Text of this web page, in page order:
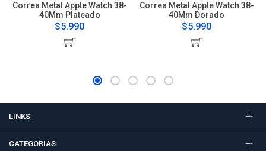
Correa Metal Apple Watch 38-
40Mm Plateado
$5.990
Correa Metal Apple Watch 38-
40Mm Dorado
$5.990
LINKS
CATEGORIAS